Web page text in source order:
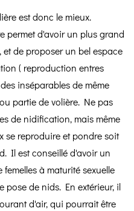
est donc le mieux.
permet d'avoir un plus grand
de proposer un bel espace
( reproduction entres
inséparables de même
partie de volière. Ne pas
de nidification, mais même
se reproduire et pondre soit
Il est conseillé d'avoir un
à maturité sexuelle
pose de nids. En extérieur, il
d'air, qui pourrait être